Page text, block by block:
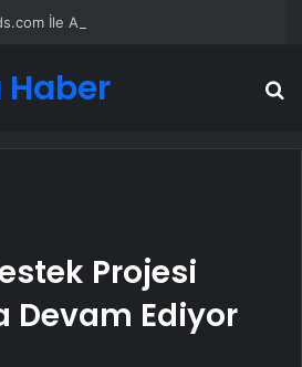
Haber
Projesi
Devam Ediyor